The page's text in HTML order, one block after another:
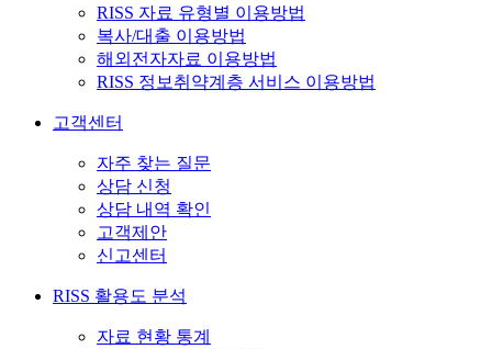
RISS 자료 유형별 이용방법
복사/대출 이용방법
해외전자자료 이용방법
RISS 정보취약계층 서비스 이용방법
고객센터
자주 찾는 질문
상담 신청
상담 내역 확인
고객제안
신고센터
RISS 활용도 분석
자료 현황 통계